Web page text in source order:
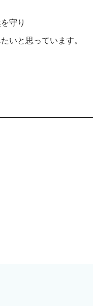
守り
いと思っています。